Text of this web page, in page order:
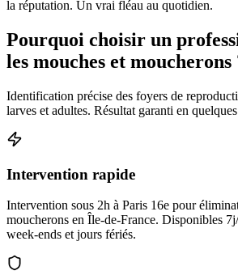
la réputation. Un vrai fléau au quotidien.
Pourquoi choisir un
les mouches et moucherons
Identification précise des foyers de
larves et adultes. Résultat garanti en
Intervention rapide
Intervention sous 2h à Paris 16e pour
moucherons en Île-de-France. Disponibles
week-ends et jours fériés.